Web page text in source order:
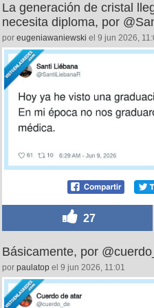
La generación de cristal
necesita diploma, por
por eugeniawaniewski el 9 jun 2026,
27
Básicamente, por
por paulatop el 9 jun 2026, 11:01